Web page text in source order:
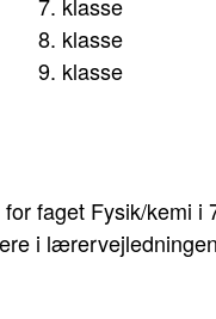
8. klasse
9. klasse
faget Fysik/kemi i
i